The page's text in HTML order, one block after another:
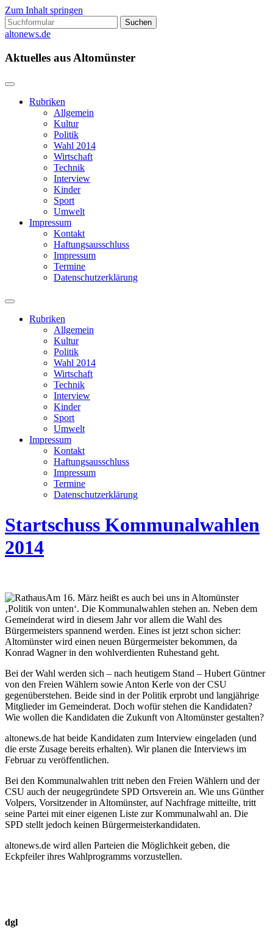
Zum Inhalt springen
Suchen
nach:
altonews.de
Aktuelles aus Altomünster
Rubriken
Allgemein
Kultur
Politik
Wahl 2014
Wirtschaft
Technik
Interview
Kinder
Sport
Umwelt
Impressum
Kontakt
Haftungsausschluss
Impressum
Termine
Datenschutzerklärung
Suchfeld
ein-/ausblenden
Rubriken
Allgemein
Kultur
Politik
Wahl 2014
Wirtschaft
Technik
Interview
Kinder
Sport
Umwelt
Impressum
Kontakt
Haftungsausschluss
Impressum
Termine
Datenschutzerklärung
Startschuss Kommunalwahlen
2014
Am 16. März heißt es auch bei uns in Altomünster
‚Politik von unten‘. Die Kommunalwahlen stehen an. Neben dem
Gemeinderat wird in diesem Jahr vor allem die Wahl des
Bürgermeisters spannend werden. Eines ist jetzt schon sicher:
Altomünster wird einen neuen Bürgermeister bekommen, da
Konrad Wagner in den wohlverdienten Ruhestand geht.
Bei der Wahl werden sich – nach heutigem Stand – Hubert Güntner
von den Freien Wählern sowie Anton Kerle von der CSU
gegenüberstehen. Beide sind in der Politik erprobt und langjährige
Mitglieder im Gemeinderat. Doch wofür stehen die Kandidaten?
Wie wollen die Kandidaten die Zukunft von Altomünster gestalten?
altonews.de hat beide Kandidaten zum Interview eingeladen (und
die erste Zusage bereits erhalten). Wir planen die Interviews im
Februar zu veröffentlichen.
Bei den Kommunalwahlen tritt neben den Freien Wählern und der
CSU auch der neugegründete SPD Ortsverein an. Wie uns Günther
Volpers, Vorsitzender in Altomünster, auf Nachfrage mitteilte, tritt
seine Partei mit einer eigenen Liste zur Kommunalwahl an. Die
SPD stellt jedoch keinen Bürgermeisterkandidaten.
altonews.de wird allen Parteien die Möglichkeit geben, die
Eckpfeiler ihres Wahlprogramms vorzustellen.
dgl